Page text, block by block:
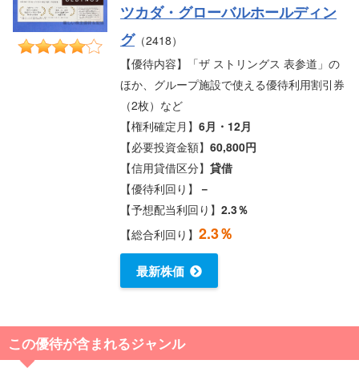
ツカダ・グローバルホールディン
グ（2418）
【優待内容】「ザ ストリングス 表参道」の
ほか、グループ施設で使える優待利用割引券
（2枚）など
【権利確定月】6月・12月
【必要投資金額】60,800円
【信用貸借区分】貸借
【優待利回り】 －
【予想配当利回り】2.3％
【総合利回り】2.3％
最新株価
この優待が含まれるジャンル